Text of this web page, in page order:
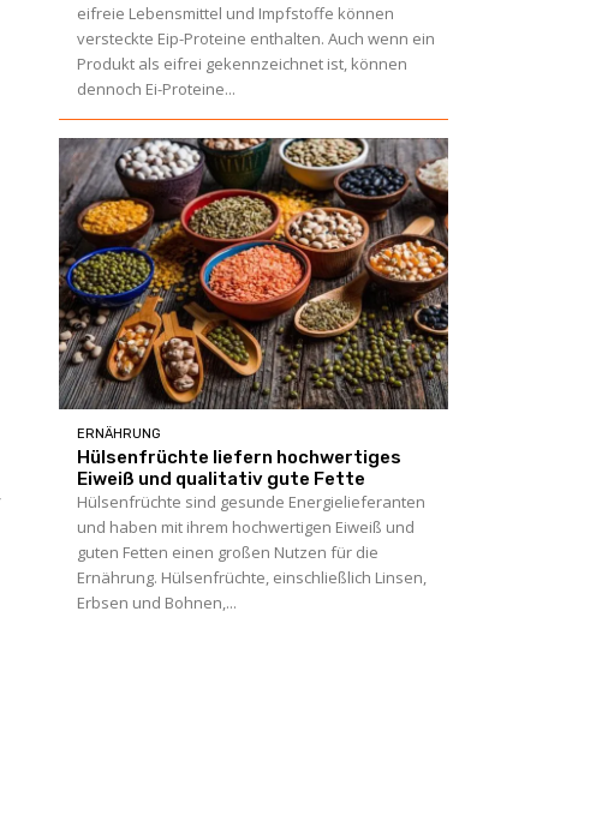
eifreie Lebensmittel und Impfstoffe können
versteckte Eip-Proteine enthalten. Auch wenn ein
Produkt als eifrei gekennzeichnet ist, können
dennoch Ei-Proteine...
ERNÄHRUNG
Hülsenfrüchte liefern hochwertiges
Eiweiß und qualitativ gute Fette
Hülsenfrüchte sind gesunde Energielieferanten
und haben mit ihrem hochwertigen Eiweiß und
guten Fetten einen großen Nutzen für die
Ernährung. Hülsenfrüchte, einschließlich Linsen,
Erbsen und Bohnen,...